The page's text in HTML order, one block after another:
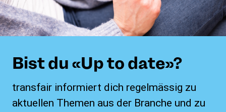
Bist du «Up to date»?
transfair informiert dich regelmässig zu
aktuellen Themen aus der Branche und zu